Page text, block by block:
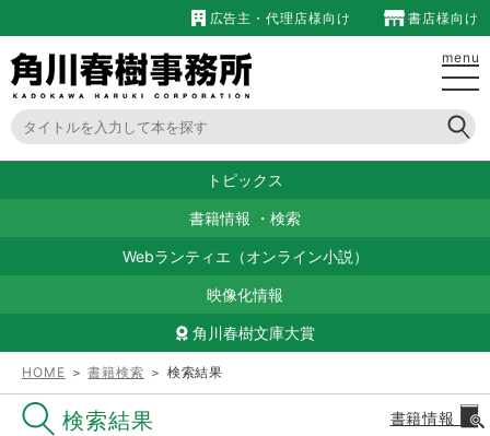
広告主・代理店様向け 書店様向け
menu
トピックス
書籍情報 ・ 検索
Webランティエ（オンライン小説）
映像化情報
角川春樹文庫大賞
HOME ＞書籍検索 ＞ 検索結果
検索結果 書籍情報